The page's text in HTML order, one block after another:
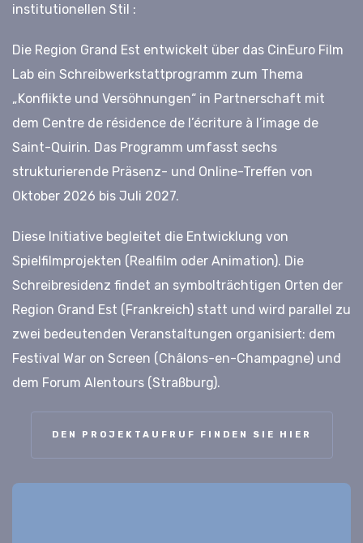
institutionellen Stil :
Die Region Grand Est entwickelt über das CinEuro Film
Lab ein Schreibwerkstattprogramm zum Thema
„Konflikte und Versöhnungen“ in Partnerschaft mit
dem Centre de résidence de l’écriture à l’image de
Saint-Quirin. Das Programm umfasst sechs
strukturierende Präsenz- und Online-Treffen von
Oktober 2026 bis Juli 2027.
Diese Initiative begleitet die Entwicklung von
Spielfilmprojekten (Realfilm oder Animation). Die
Schreibresidenz findet an symbolträchtigen Orten der
Region Grand Est (Frankreich) statt und wird parallel zu
zwei bedeutenden Veranstaltungen organisiert: dem
Festival War on Screen (Châlons-en-Champagne) und
dem Forum Alentours (Straßburg).
DEN PROJEKTAUFRUF FINDEN SIE HIER